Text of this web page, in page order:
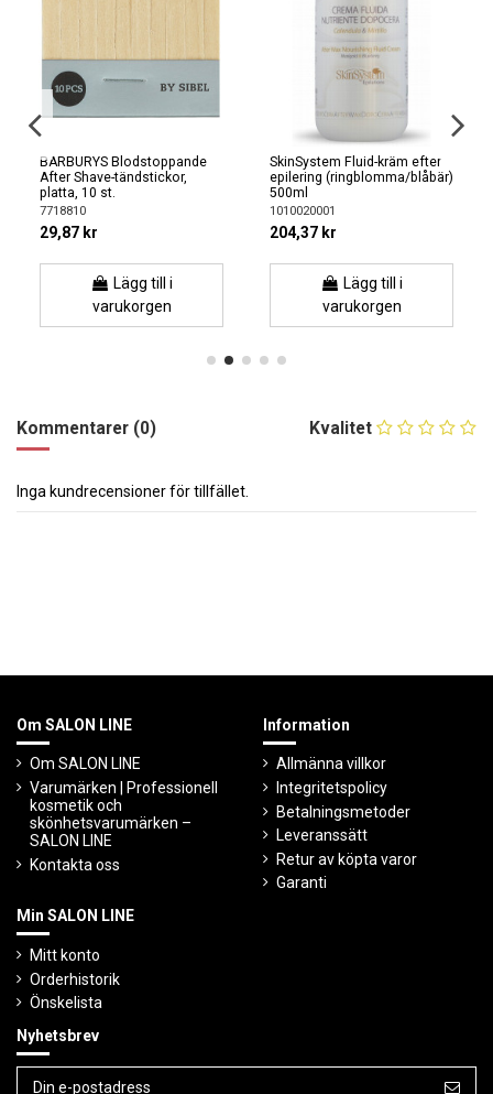
BARBURYS Blodstoppande
After Shave-tändstickor,
platta, 10 st.
7718810
29,87 kr
Lägg till i
varukorgen
SkinSystem Fluid-kräm efter
epilering (ringblomma/blåbär)
500ml
1010020001
204,37 kr
Lägg till i
varukorgen
Kvalitet
Kommentarer (0)
Inga kundrecensioner för tillfället.
Om SALON LINE
Om SALON LINE
Varumärken | Professionell
kosmetik och
skönhetsvarumärken –
SALON LINE
Kontakta oss
Information
Allmänna villkor
Integritetspolicy
Betalningsmetoder
Leveranssätt
Retur av köpta varor
Garanti
Min SALON LINE
Mitt konto
Orderhistorik
Önskelista
Nyhetsbrev